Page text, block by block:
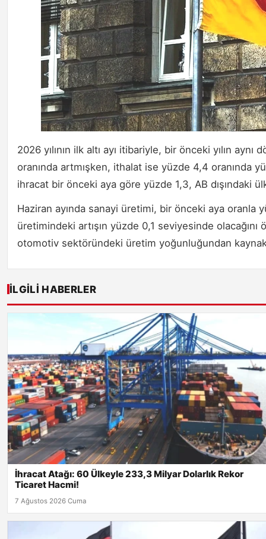
2026 yılının ilk altı ayı itibariyle, bir önceki yılın
oranında artmışken, ithalat ise yüzde 4,4 oranında
ihracat bir önceki aya göre yüzde 1,3, AB dışındaki
Haziran ayında sanayi üretimi, bir önceki aya
üretimindeki artışın yüzde 0,1 seviyesinde
otomotiv sektöründeki üretim yoğunluğundan
İLGILI HABERLER
İhracat Atağı: 60 Ülkeyle 233,3 Milyar Dolarlık Rekor
Ticaret Hacmi!
7 Ağustos 2026 Cuma